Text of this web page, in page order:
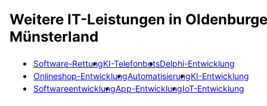
Weitere IT-Leistungen in
Münsterland
Software-RettungKI-TelefonbotsDelphi-Entwicklung
Onlineshop-EntwicklungAutomatisierungKI-Entwicklung
SoftwareentwicklungApp-EntwicklungIoT-Entwicklung